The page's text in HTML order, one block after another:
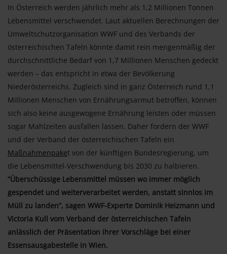
In Österreich werden jährlich mehr als 1,2 Millionen Tonnen
Lebensmittel verschwendet. Laut aktuellen Berechnungen der
Umweltschutzorganisation WWF und des Verbands der
österreichischen Tafeln könnte damit rein mengenmäßig der
durchschnittliche Bedarf von 1,7 Millionen Menschen gedeckt
werden – das entspricht in etwa der Bevölkerung
Niederösterreichs. Zugleich sind in ganz Österreich rund 1,1
Millionen Menschen von Ernährungsarmut betroffen, können
sich also keine ausgewogene Ernährung leisten oder müssen
sogar Mahlzeiten ausfallen lassen. Daher fordern der WWF
und der Verband der österreichischen Tafeln ein
Maßnahmenpaket von der künftigen Bundesregierung, um
die Lebensmittel-Verschwendung bis 2030 zu halbieren.
“Überschüssige Lebensmittel müssen wo immer möglich
gespendet und weiterverarbeitet werden, anstatt sinnlos im
Müll zu landen”, sagen WWF-Experte Dominik Heizmann und
Victoria Kull vom Verband der österreichischen Tafeln
anlässlich der Präsentation ihrer Vorschläge bei einer
Essensausgabestelle in Wien.